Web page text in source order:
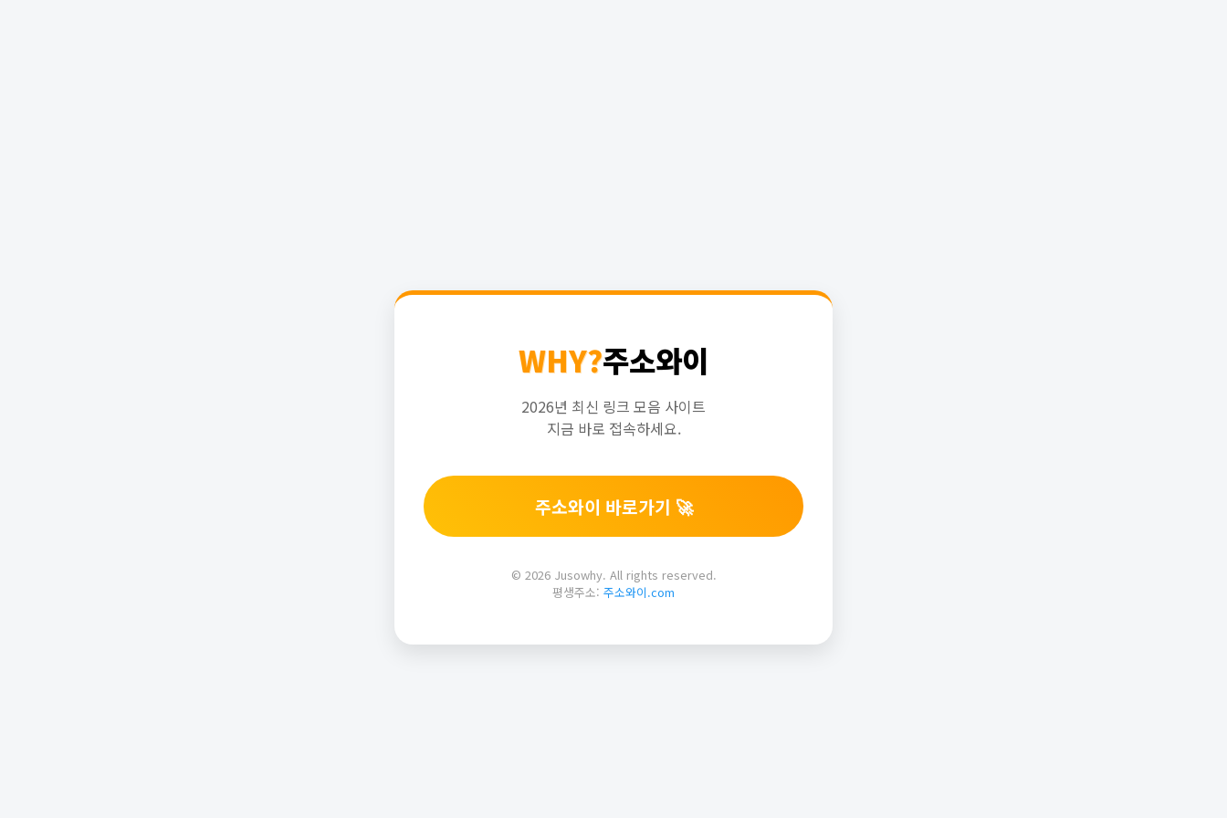
WHY?주소와이
2026년 최신 링크 모음 사이트
지금 바로 접속하세요.
주소와이 바로가기 🚀
© 2026 Jusowhy. All rights reserved.
평생주소: 주소와이.com